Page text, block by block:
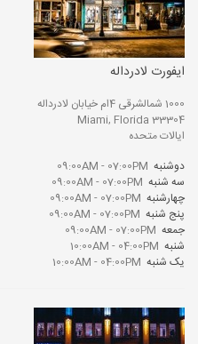
ایفورت لادرداله
1000 شمالشرقی 4ام خیابان لادرداله
Miami, Florida 33304
ایالات متحده
دوشنبه 09:00AM - 07:00PM
سه شنبه 09:00AM - 07:00PM
چهارشنبه 09:00AM - 07:00PM
پنج شنبه 09:00AM - 07:00PM
جمعه 09:00AM - 07:00PM
شنبه 10:00AM - 04:00PM
یک شنبه 10:00AM - 04:00PM